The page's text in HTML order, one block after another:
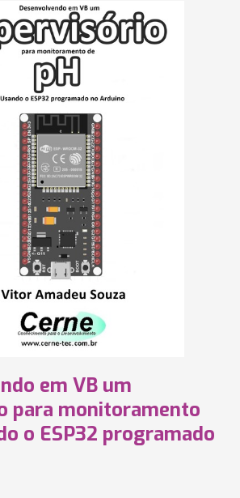
em VB um
para monitoramento
o ESP32 programado